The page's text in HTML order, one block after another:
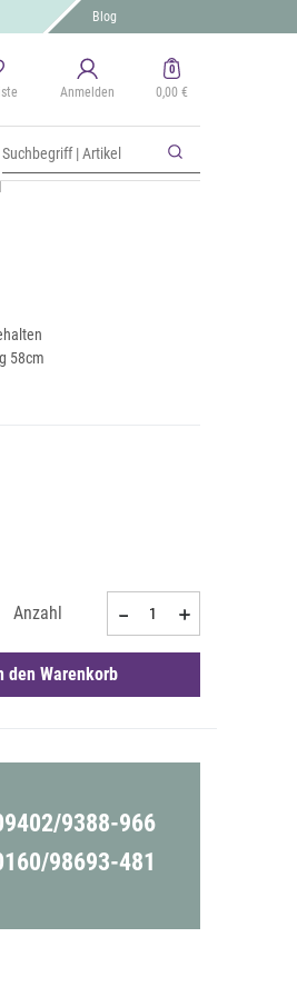
Blog
Anmelden
0
0,00 €
58cm
Anzahl
den Warenkorb
9388-966
98693-481